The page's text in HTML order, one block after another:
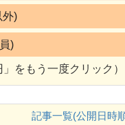
外)
)
をもう一度クリック）
記事一覧(公開日時